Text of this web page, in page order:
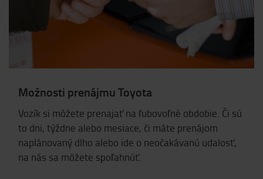
Možnosti prenájmu Toyota
Vozík si môžete prenajať na ľubovoľné obdobie. Či sú
to dni, týždne alebo mesiace, či máte prenájom
naplánovaný dlho alebo ide o neočakávanú udalosť,
na nás sa môžete spoľahnúť.